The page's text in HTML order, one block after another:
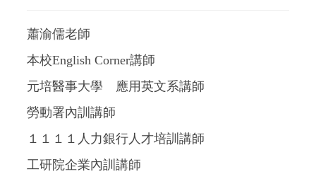
蕭渝儒老師
本校English Corner講師
元培醫事大學 應用英文系講師
勞動署內訓講師
１１１１人力銀行人才培訓講師
工研院企業內訓講師